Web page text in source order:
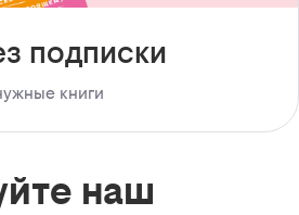
подписки
книги
наш